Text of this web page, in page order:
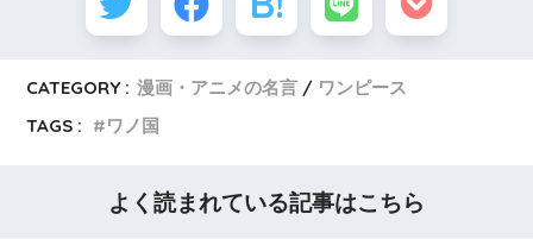
CATEGORY : 漫画・アニメの名言
ワンピース
TAGS :
ワノ国
よく読まれている記事はこちら